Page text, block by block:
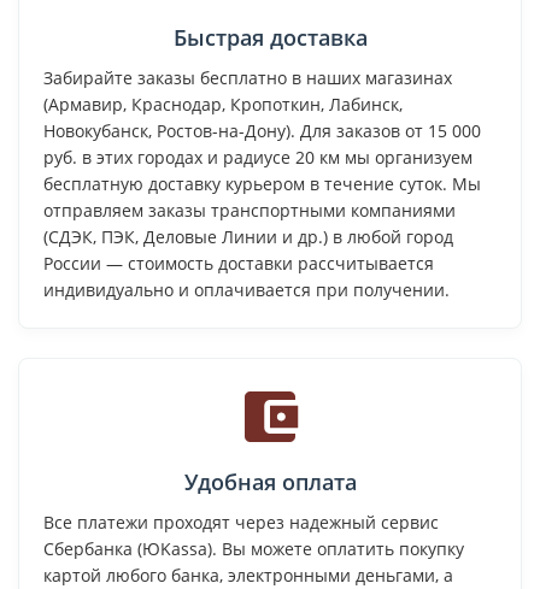
Быстрая доставка
Забирайте заказы бесплатно в наших магазинах
(Армавир, Краснодар, Кропоткин, Лабинск,
Новокубанск, Ростов-на-Дону). Для заказов от 15 000
руб. в этих городах и радиусе 20 км мы организуем
бесплатную доставку курьером в течение суток. Мы
отправляем заказы транспортными компаниями
(СДЭК, ПЭК, Деловые Линии и др.) в любой город
России — стоимость доставки рассчитывается
индивидуально и оплачивается при получении.
Удобная оплата
Все платежи проходят через надежный сервис
Сбербанка (ЮKassa). Вы можете оплатить покупку
картой любого банка, электронными деньгами, а